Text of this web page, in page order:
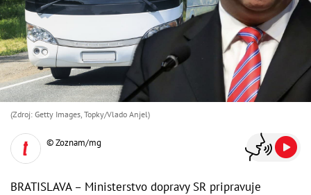
(Zdroj: Getty Images, Topky/Vlado Anjel)
© Zoznam/mg
BRATISLAVA – Ministerstvo dopravy SR pripravuje